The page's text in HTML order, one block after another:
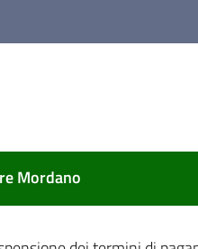
Mordano